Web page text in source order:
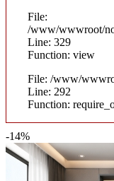
File:
/www/wwwroot/
Line: 329
Function: view
File: /www/
Line: 292
Function:
-14%